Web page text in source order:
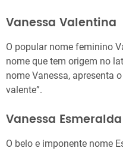
Vanessa Valentina
O popular nome feminino
nome que tem origem no
nome Vanessa, apresenta
valente”.
Vanessa Esmeralda
O belo e imponente nome